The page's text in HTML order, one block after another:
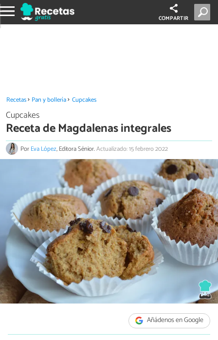
COMPARTIR
Recetas Pan y bollería Cupcakes
Cupcakes
Receta de Magdalenas integrales
PorEva López, Editora Sénior.Actualizado: 15 febrero 2022
Añádenos en Google